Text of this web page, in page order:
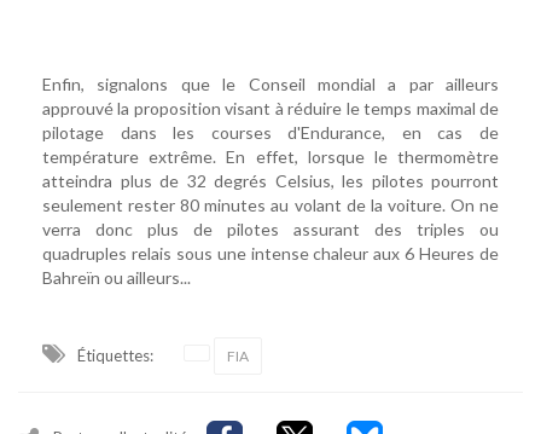
Enfin, signalons que le Conseil mondial a par ailleurs
approuvé la proposition visant à réduire le temps maximal de
pilotage dans les courses d'Endurance, en cas de
température extrême. En effet, lorsque le thermomètre
atteindra plus de 32 degrés Celsius, les pilotes pourront
seulement rester 80 minutes au volant de la voiture. On ne
verra donc plus de pilotes assurant des triples ou
quadruples relais sous une intense chaleur aux 6 Heures de
Bahreïn ou ailleurs...
Étiquettes: FIA